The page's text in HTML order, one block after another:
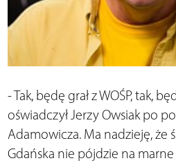
- Tak, będę grał z WOŚP, tak,
oświadczył Jerzy Owsiak po
Adamowicza. Ma nadzieję, że
Gdańska nie pójdzie na